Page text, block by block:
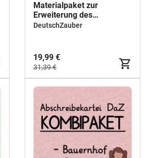
Materialpaket zur
Erweiterung des
Wortschatzes
DeutschZauber
19,99 €
31,39 €